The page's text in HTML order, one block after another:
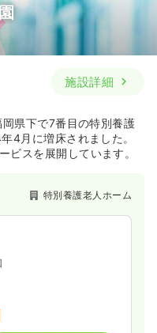
施設詳細
県下で7番目の特別養護
4月に増床されました。
ビスを展開しています。
特別養護老人ホーム